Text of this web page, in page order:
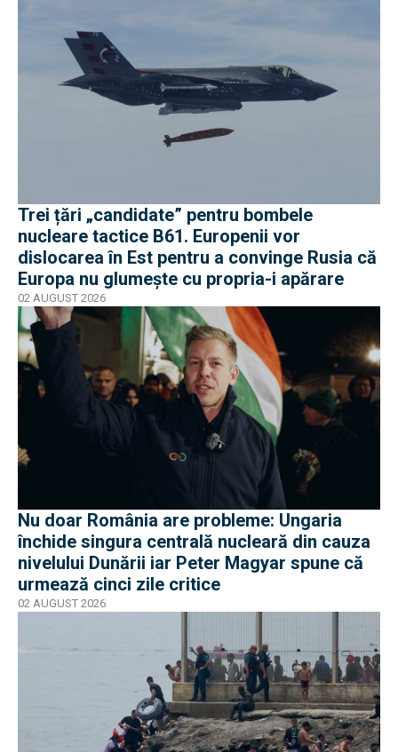
Trei țări „candidate” pentru bombele
nucleare tactice B61. Europenii vor
dislocarea în Est pentru a convinge Rusia că
Europa nu glumește cu propria-i apărare
02 AUGUST 2026
Nu doar România are probleme: Ungaria
închide singura centrală nucleară din cauza
nivelului Dunării iar Peter Magyar spune că
urmează cinci zile critice
02 AUGUST 2026